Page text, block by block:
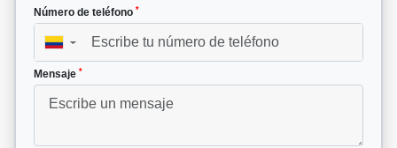
Número de teléfono *
▼
Mensaje *